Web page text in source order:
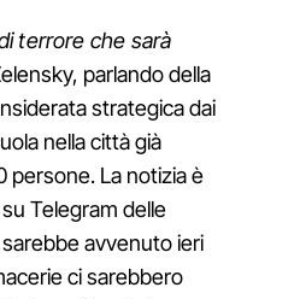
terrore che sarà
parlando della
strategica dai
nella città già
persone. La notizia è
Telegram delle
avvenuto ieri
ci sarebbero